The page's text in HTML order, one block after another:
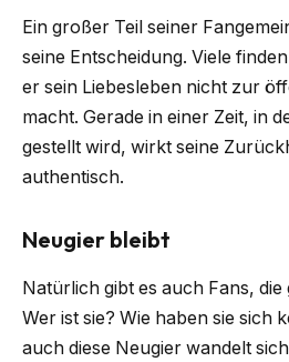
Ein großer Teil seiner
seine Entscheidung. Viele
er sein Liebesleben nicht zur
macht. Gerade in einer Zeit, in
gestellt wird, wirkt seine
authentisch.
Neugier bleibt
Natürlich gibt es auch Fans,
Wer ist sie? Wie haben sie sich
auch diese Neugier wandelt